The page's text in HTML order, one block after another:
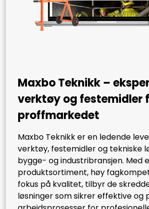
Maxbo Teknikk –
verktøy og festemidler
proffmarkedet
Maxbo Teknikk er en ledende
verktøy, festemidler og tekniske
bygge- og industribransjen. Med
produktsortiment, høy
fokus på kvalitet, tilbyr de
løsninger som sikrer effektive og